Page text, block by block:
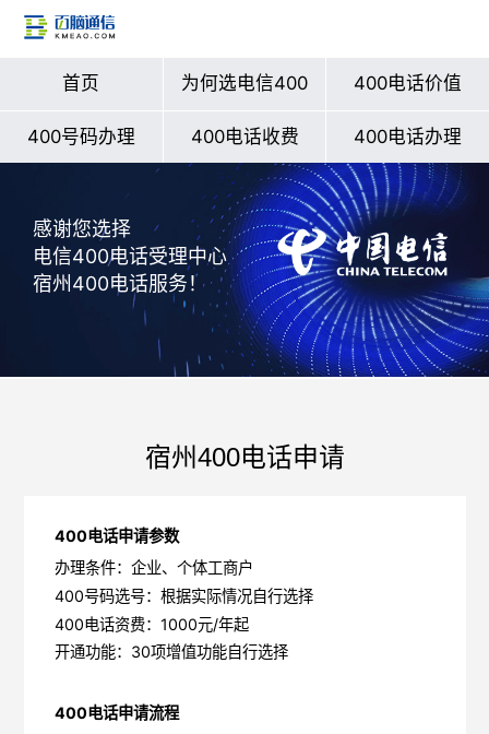
首页 为何选电信400 400电话价值
400号码办理 400电话收费 400电话办理
感谢您选择
电信400电话受理中心
宿州400电话服务！
宿州400电话申请
400电话申请参数
办理条件：企业、个体工商户
400号码选号：根据实际情况自行选择
400电话资费：1000元/年起
开通功能：30项增值功能自行选择
400电话申请流程